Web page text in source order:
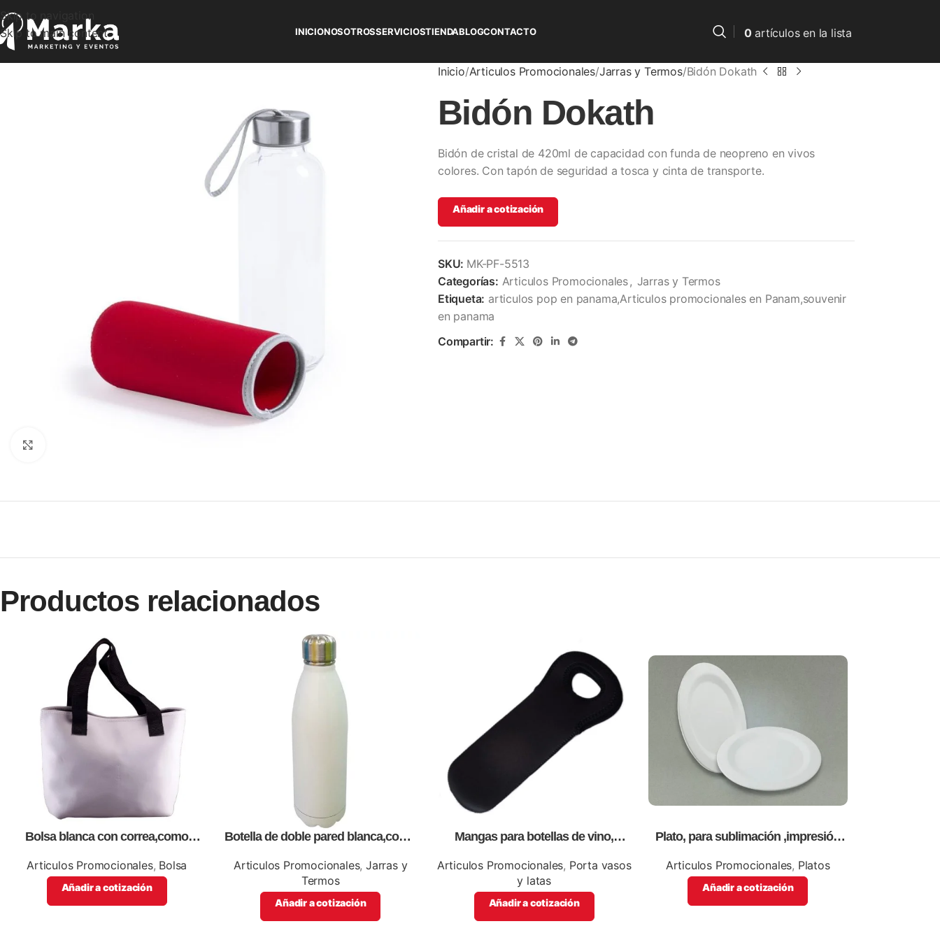
Skip to navigation
Skip to main content
INICIONOSOTROSSERVICIOSTIENDABLOGCONTACTO 0artículosen la lista
Inicio Articulos Promocionales Jarras y Termos Bidón Dokath
Bidón Dokath
Bidón de cristal de 420ml de capacidad con funda de neopreno en vivos
colores. Con tapón de seguridad a tosca y cinta de transporte.
Añadir a cotización
SKU: MK-PF-5513
Categorías: Articulos Promocionales, Jarras y Termos
Etiqueta: articulos pop en panama,Articulos promocionales en Panam,souvenir
en panama
Compartir:
Productos relacionados
Bolsa blanca con correa,como
Articulos Promocionales, Bolsa
Añadir a cotización
Botella de doble pared blanca,como
Articulos Promocionales,Jarras y
Termos
Añadir a cotización
Mangas para botellas de vino,
color.
Articulos Promocionales, Porta vasos
y latas
Añadir a cotización
Plato, para sublimación ,impresión
Articulos Promocionales, Platos
Añadir a cotización